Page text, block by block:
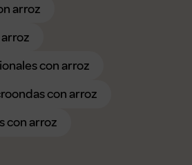
arroz
con arroz
con arroz
con arroz